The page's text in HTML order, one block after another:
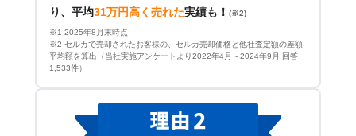
り、平均31万円高く売れた実績も！ (※2)
※1 2025年8月末時点
※2 セルカで売却されたお客様の、セルカ売却価格と他社査定額の差額
平均額を算出（当社実施アンケートより2022年4月～2024年9月 回答
1,533件）